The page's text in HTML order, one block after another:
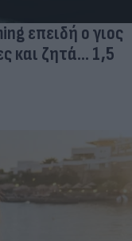
επειδή ο γιος
και ζητά... 1,5